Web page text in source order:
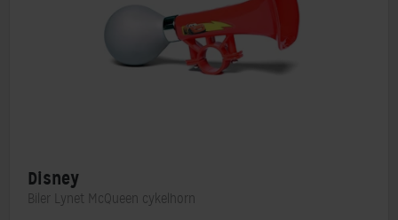
Disney
Biler Lynet McQueen cykelhorn